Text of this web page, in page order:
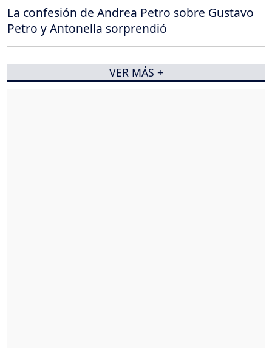
La confesión de Andrea Petro sobre Gustavo
Petro y Antonella sorprendió
VER MÁS +